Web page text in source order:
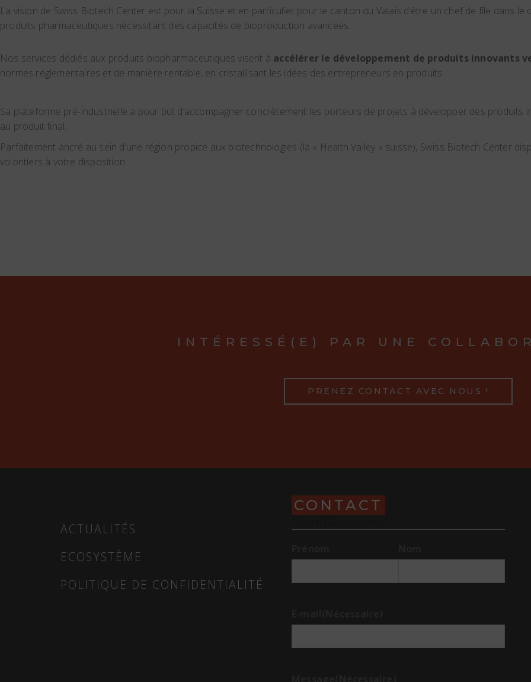
La vision de Swiss Biotech Center est pour la Suisse et en particulier pour le canton du Valais d’être un chef de file dans
produits pharmaceutiques nécessitant des capacités de bioproduction avancées.
Nos services dédiés aux produits biopharmaceutiques visent à accélérer le développement de produits innovants
normes réglementaires et de manière rentable, en cristallisant les idées des entrepreneurs en produits.
Sa plateforme pré-industrielle a pour but d’accompagner concrètement les porteurs de projets à développer des produits
au produit final.
Parfaitement ancré au sein d’une région propice aux biotechnologies (la « Health Valley » suisse), Swiss Biotech Center
volontiers à votre disposition.
INTÉRESSÉ(E) PAR UNE
PRENEZ CONTACT AVEC NOUS !
ACTUALITÉS
ECOSYSTÈME
POLITIQUE DE CONFIDENTIALITÉ
CONTACT